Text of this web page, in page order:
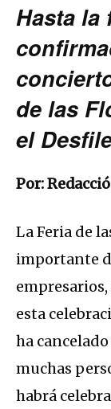
Hasta la
de las
el
Por:
La Feria de
importante
esta
ha
muchas
habrá